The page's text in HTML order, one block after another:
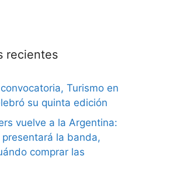
recientes
Turismo en
su quinta edición
vuelve a la Argentina:
la banda,
comprar las